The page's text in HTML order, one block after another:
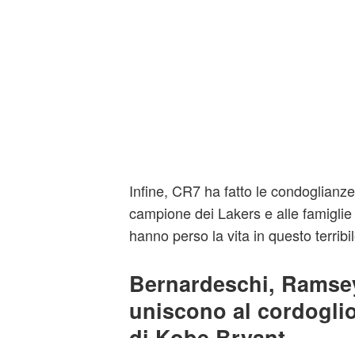
Infine, CR7 ha fatto le
campione dei Lakers e alle
hanno perso la vita in questo
Bernardeschi,
uniscono al